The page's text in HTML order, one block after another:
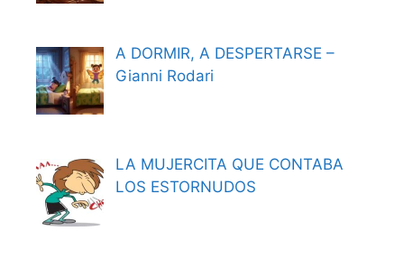
A DORMIR, A DESPERTARSE –
Gianni Rodari
LA MUJERCITA QUE CONTABA
LOS ESTORNUDOS